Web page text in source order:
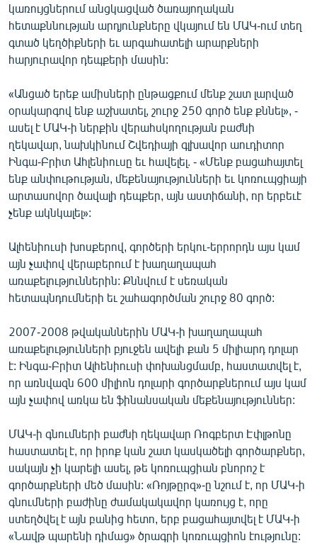
ԱՐԽԻՎ
ՏԵՍԱՆՅՈՒԹԵՐ
ԲԱՆԱՎԵՃ
ՁԳՏԵԼՈՎ ԼԱՎԱԳՈՒՅՆԻՆ
ՓՈԴՔԱՍԹ
Հայերեն
English
Русский
ՀԵՏԵՎԵՔ ՄԵԶ
«Ազատության» բոլոր կայքերը
կառույցներում անցկացված ծառայողական
հետաքննության արդյունքները վկայում են ՄԱԿ-ում տեղ
գտած կեղծիքների եւ արգահատելի արարքների
հարյուրավոր դեպքերի մասին:
«Անցած երեք ամիսների ընթացքում մենք շատ լարված
օրակարգով ենք աշխատել, շուրջ 250 գործ ենք քննել», -
ասել է ՄԱԿ-ի ներքին վերահսկողության բաժնի
ղեկավար, նախկինում Շվեդիայի գլխավոր աուդիտոր
Ինգա-Բրիտ Ահլենիուսը եւ հավելել. - «Մենք բացահայտել
ենք անփութության, մեքենայությունների եւ կոռուպցիայի
արտասովոր ծավալի դեպքեր, այն աստիճանի, որ երբեւէ
չենք ակնկալել»:
Ալհենիուսի խոսքերով, գործերի երկու-երրորդն այս կամ
այն չափով վերաբերում է խաղաղապահ
առաքելություններին: Քննվում է սեռական
հետապնդումների եւ շահագործման շուրջ 80 գործ:
2007-2008 թվականներին ՄԱԿ-ի խաղաղապահ
առաքելությունների բյուջեն ավելի քան 5 միլիարդ դոլար
է: Ինգա-Բրիտ Ալհենիուսի փոխանցմամբ, հաստատվել է,
որ առնվազն 600 միլիոն դոլարի գործարքներում այս կամ
այն չափով առկա են ֆինանսական մեքենայություններ:
ՄԱԿ-ի գնումների բաժնի ղեկավար Ռոգբերտ Էփլթոնը
հաստատել է, որ իրոք կան շատ կասկածելի գործարքներ,
սակայն չի կարելի ասել, թե կոռուպցիան բնորոշ է
գործարքների մեծ մասին: «Ռոյթըրզ»-ը նշում է, որ ՄԱԿ-ի
գնումների բաժինը ժամակակավոր կառույց է, որը
ստեղծվել է այն բանից հետո, երբ բացահայտվել է ՄԱԿ-ի
«Նավթ պարենի դիմաց» ծրագրի կոռուպցիոն էությունը: